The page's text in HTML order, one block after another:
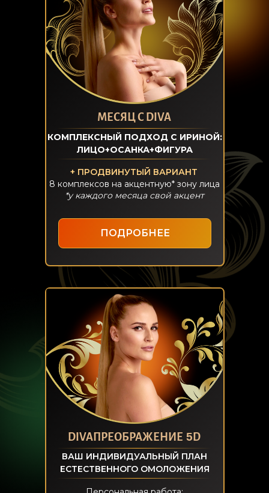
DIVAПРЕОБРАЖЕНИЕ 5D
ВАШ ИНДИВИДУАЛЬНЫЙ ПЛАН
ЕСТЕСТВЕННОГО ОМОЛОЖЕНИЯ
МЕСЯЦ С DIVA
КОМПЛЕКСНЫЙ ПОДХОД С ИРИНОЙ:
ЛИЦО+ОСАНКА+ФИГУРА
8 комплексов на акцентную* зону лица
*у каждого месяца свой акцент
+ ПРОДВИНУТЫЙ ВАРИАНТ
ПОДРОБНЕЕ